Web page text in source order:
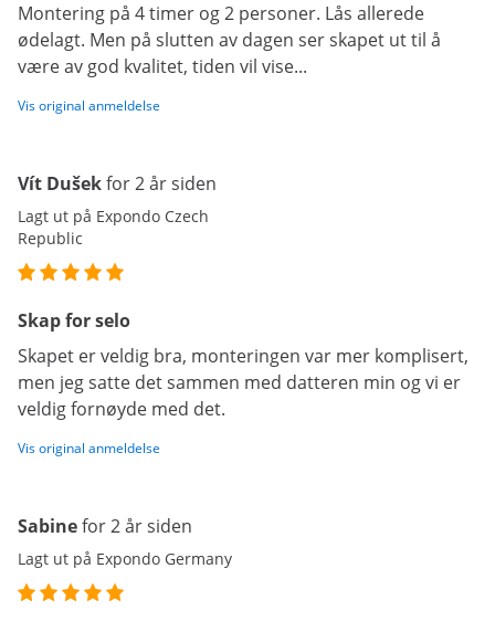
Montering på 4 timer og 2 personer. Lås allerede
ødelagt. Men på slutten av dagen ser skapet ut til å
være av god kvalitet, tiden vil vise...
Vis original anmeldelse
Vít Dušekfor 2 år siden
Lagt ut på Expondo Czech
Republic
Skap for selo
Skapet er veldig bra, monteringen var mer komplisert,
men jeg satte det sammen med datteren min og vi er
veldig fornøyde med det.
Vis original anmeldelse
Sabinefor 2 år siden
Lagt ut på Expondo Germany